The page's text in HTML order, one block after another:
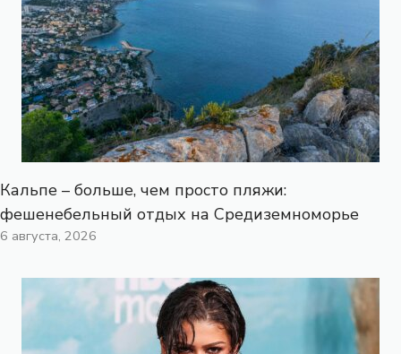
Кальпе – больше, чем просто пляжи:
фешенебельный отдых на Средиземноморье
6 августа, 2026